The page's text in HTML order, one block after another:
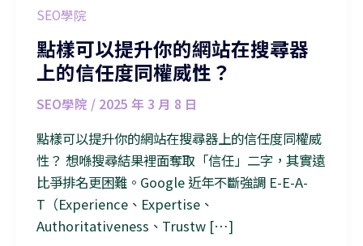
SEO學院
點樣可以提升你的網站在搜尋器
上的信任度同權威性？
SEO學院 / 2025 年 3 月 8 日
點樣可以提升你的網站在搜尋器上的信任度同權威
性？ 想喺搜尋結果裡面奪取「信任」二字，其實遠
比爭排名更困難。Google 近年不斷強調 E-E-A-
T（Experience、Expertise、
Authoritativeness、Trustw […]